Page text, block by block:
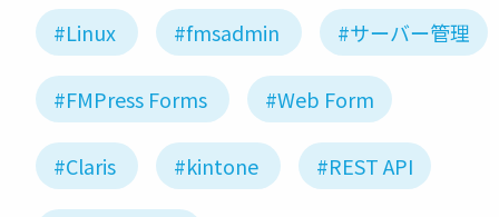
#Linux #fmsadmin #サーバー管理
#FMPress Forms #Web Form
#Claris #kintone #REST API